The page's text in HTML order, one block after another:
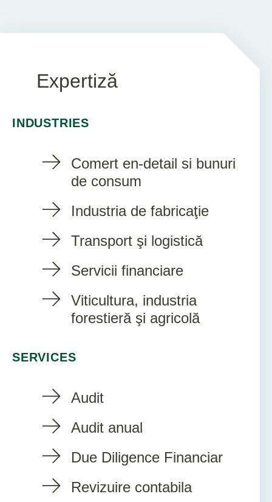
Expertiză
INDUSTRIES
Comert en-detail si bunuri
de consum
Industria de fabricaţie
Transport şi logistică
Servicii financiare
Viticultura, industria
forestieră şi agricolă
SERVICES
Audit
Audit anual
Due Diligence Financiar
Revizuire contabila